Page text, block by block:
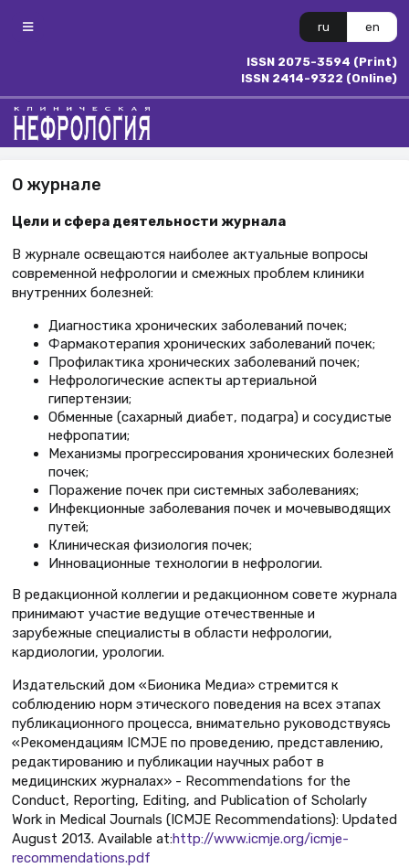
ru en
ISSN 2075-3594 (Print)
ISSN 2414-9322 (Online)
О журнале
Цели и сфера деятельности журнала
В журнале освещаются наиболее актуальные вопросы
современной нефрологии и смежных проблем клиники
внутренних болезней:
Диагностика хронических заболеваний почек;
Фармакотерапия хронических заболеваний почек;
Профилактика хронических заболеваний почек;
Нефрологические аспекты артериальной
гипертензии;
Обменные (сахарный диабет, подагра) и сосудистые
нефропатии;
Механизмы прогрессирования хронических болезней
почек;
Поражение почек при системных заболеваниях;
Инфекционные заболевания почек и мочевыводящих
путей;
Клиническая физиология почек;
Инновационные технологии в нефрологии.
В редакционной коллегии и редакционном совете журнала
принимают участие ведущие отечественные и
зарубежные специалисты в области нефрологии,
кардиологии, урологии.
Издательский дом «Бионика Медиа» стремится к
соблюдению норм этического поведения на всех этапах
публикационного процесса, внимательно руководствуясь
«Рекомендациям ICMJE по проведению, представлению,
редактированию и публикации научных работ в
медицинских журналах» - Recommendations for the
Conduct, Reporting, Editing, and Publication of Scholarly
Work in Medical Journals (ICMJE Recommendations): Updated
August 2013. Available at:http://www.icmje.org/icmje-
recommendations.pdf